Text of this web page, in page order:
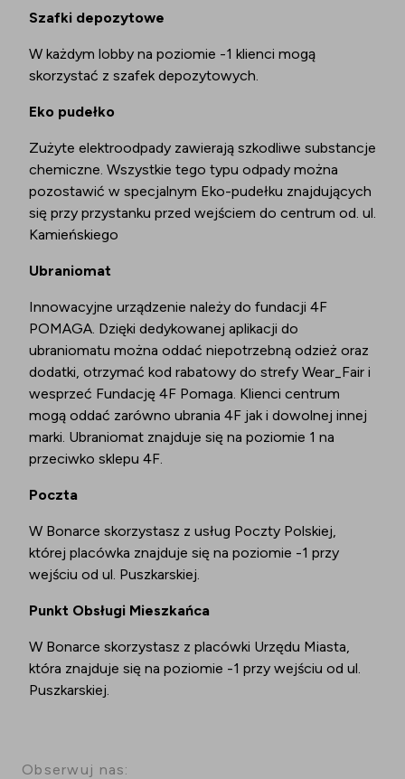
Szafki depozytowe
W każdym lobby na poziomie -1 klienci mogą
skorzystać z szafek depozytowych.
Eko pudełko
Zużyte elektroodpady zawierają szkodliwe substancje
chemiczne. Wszystkie tego typu odpady można
pozostawić w specjalnym Eko-pudełku znajdujących
się przy przystanku przed wejściem do centrum od. ul.
Kamieńskiego
Ubraniomat
Innowacyjne urządzenie należy do fundacji 4F
POMAGA. Dzięki dedykowanej aplikacji do
ubraniomatu można oddać niepotrzebną odzież oraz
dodatki, otrzymać kod rabatowy do strefy Wear_Fair i
wesprzeć Fundację 4F Pomaga. Klienci centrum
mogą oddać zarówno ubrania 4F jak i dowolnej innej
marki. Ubraniomat znajduje się na poziomie 1 na
przeciwko sklepu 4F.
Poczta
W Bonarce skorzystasz z usług Poczty Polskiej,
której placówka znajduje się na poziomie -1 przy
wejściu od ul. Puszkarskiej.
Punkt Obsługi Mieszkańca
W Bonarce skorzystasz z placówki Urzędu Miasta,
która znajduje się na poziomie -1 przy wejściu od ul.
Puszkarskiej.
Obserwuj nas: